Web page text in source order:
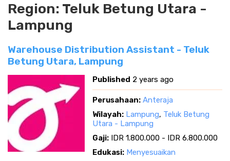
Region: Teluk Betung Utara -
Lampung
Warehouse Distribution Assistant - Teluk
Betung Utara, Lampung
Published 2 years ago
Perusahaan: Anteraja
Wilayah: Lampung, Teluk Betung
Utara - Lampung
Gaji: IDR 1.800.000 - IDR 6.800.000
Edukasi: Menyesuaikan